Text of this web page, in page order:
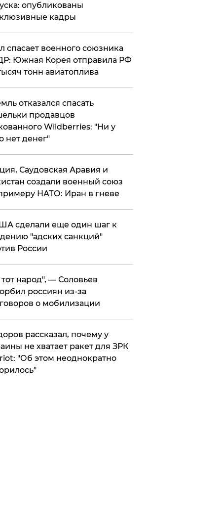
опубликованы
кадры
спасает военного союзника
Южная Корея отправила РФ
тонн авиатоплива
отказался спасать
продавцов
Wildberries: "Ни у
нет денег"
Саудовская Аравия и
создали военный союз
НАТО: Иран в гневе
сделали еще один шаг к
"адских санкций"
России
народ", — Соловьев
россиян из-за
о мобилизации
рассказал, почему у
не хватает ракет для ЗРК
"Об этом неоднократно